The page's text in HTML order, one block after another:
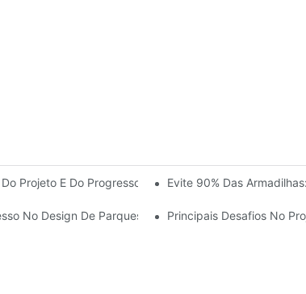
De Entretenimento Com Mais De 60 Atrações
Projeto E Do Progresso Da Construção Do Reino
Evite 90% Das
No Design De Parques TemáticosPrincipais Desafios No